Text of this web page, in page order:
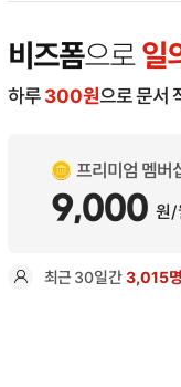
비즈폼으로일
하루 300원으로 문서
프리미엄 멤버
9,000 원/
최근30일간3,015명